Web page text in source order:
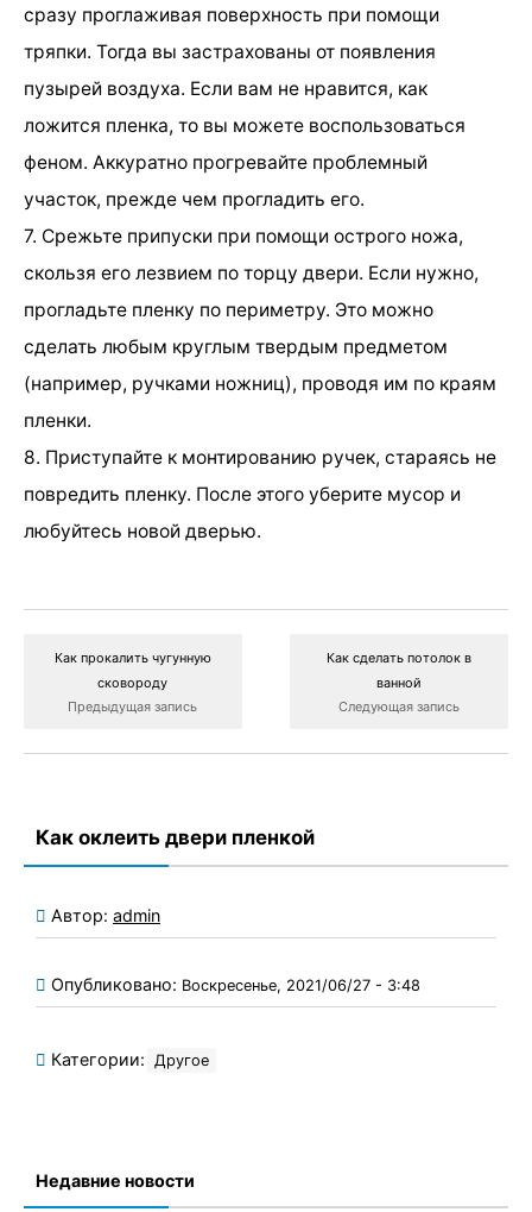
сразу проглаживая поверхность при помощи
тряпки. Тогда вы застрахованы от появления
пузырей воздуха. Если вам не нравится, как
ложится пленка, то вы можете воспользоваться
феном. Аккуратно прогревайте проблемный
участок, прежде чем прогладить его.
7. Срежьте припуски при помощи острого ножа,
скользя его лезвием по торцу двери. Если нужно,
прогладьте пленку по периметру. Это можно
сделать любым круглым твердым предметом
(например, ручками ножниц), проводя им по краям
пленки.
8. Приступайте к монтированию ручек, стараясь не
повредить пленку. После этого уберите мусор и
любуйтесь новой дверью.
Как прокалить чугунную
сковороду
Предыдущая запись
Как сделать потолок в
ванной
Следующая запись
Как оклеить двери пленкой
Автор: admin
Опубликовано: Воскресенье, 2021/06/27 - 3:48
Категории: Другое
Недавние новости